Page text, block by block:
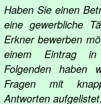
Haben Sie einen
eine gewerbliche
Erkner bewerben
einem Eintrag in
Folgenden haben
Fragen mit
Antworten aufgelistet.